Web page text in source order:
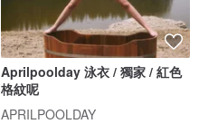
Aprilpoolday 泳衣 / 獨家 / 紅色
格紋呢
APRILPOOLDAY